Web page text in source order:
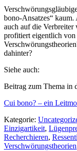
bono-Ansatzes“ kaum.
auch auf die Verbreiter
profitiert eigentlich
dahinter?
Siehe auch:
Beitrag zum Thema in
Cui bono? – ein
Kategorie:
Einzigartikeit,
Recherchieren,
Verschwörungstheorien